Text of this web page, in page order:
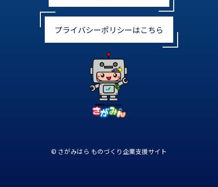
プライバシーポリシーはこちら
© さがみはら ものづくり企業支援サイト